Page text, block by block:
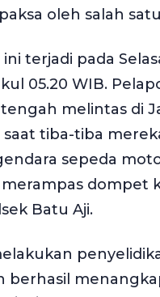
oleh salah
ini terjadi pada
05.20 WIB.
melintas di
saat tiba-tiba
sepeda
dompet
Batu Aji.
berhasil